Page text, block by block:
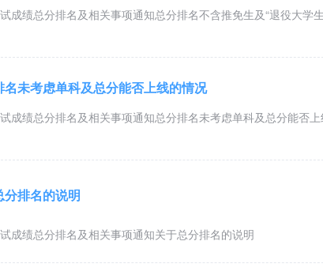
成绩总分排名及相关事项通知总分排名不含推免生及“退役大学
未考虑单科及总分能否上线的情况
成绩总分排名及相关事项通知总分排名未考虑单科及总分能否
排名的说明
成绩总分排名及相关事项通知关于总分排名的说明